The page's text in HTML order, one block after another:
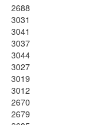
2688
3031
3041
3037
3044
3027
3019
3012
2670
2679